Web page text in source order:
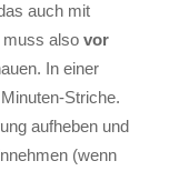
auch mit
muss also vor
In einer
Striche.
aufheben und
(wenn